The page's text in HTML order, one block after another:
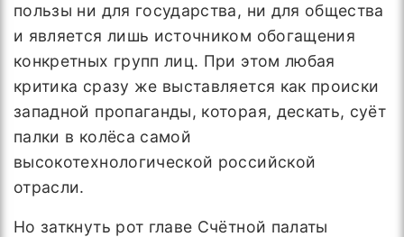
пользы ни для государства, ни для общества
и является лишь источником обогащения
конкретных групп лиц. При этом любая
критика сразу же выставляется как происки
западной пропаганды, которая, дескать, суёт
палки в колёса самой
высокотехнологической российской
отрасли.
Но заткнуть рот главе Счётной палаты